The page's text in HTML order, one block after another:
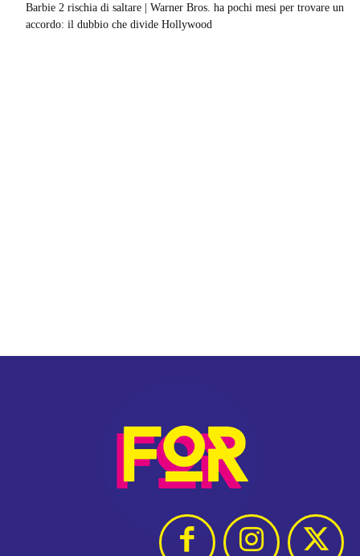
Barbie 2 rischia di saltare | Warner Bros. ha pochi mesi per trovare un
accordo: il dubbio che divide Hollywood